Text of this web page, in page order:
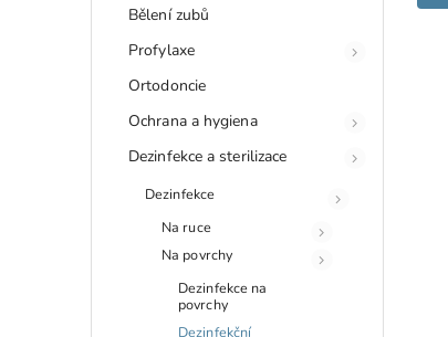
Bělení zubů
Profylaxe
Ortodoncie
Ochrana a hygiena
Dezinfekce a sterilizace
Dezinfekce
Na ruce
Na povrchy
Dezinfekce na
povrchy
Dezinfekční